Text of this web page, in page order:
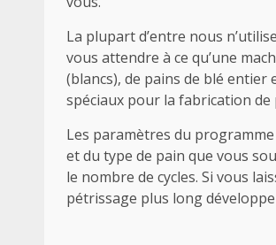
La plupart d’entre nous
vous attendre à ce qu’une
(blancs), de pains de blé entier
spéciaux pour la fabrication
Les paramètres du
et du type de pain que vous
le nombre de cycles. Si vous
pétrissage plus long